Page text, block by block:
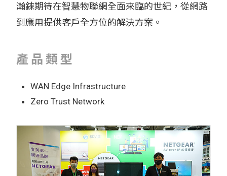
瀚錸期待在智慧物聯網全面來臨的世紀，從網路
到應用提供客戶全方位的解決方案。
產品類型
WAN Edge Infrastructure
Zero Trust Network